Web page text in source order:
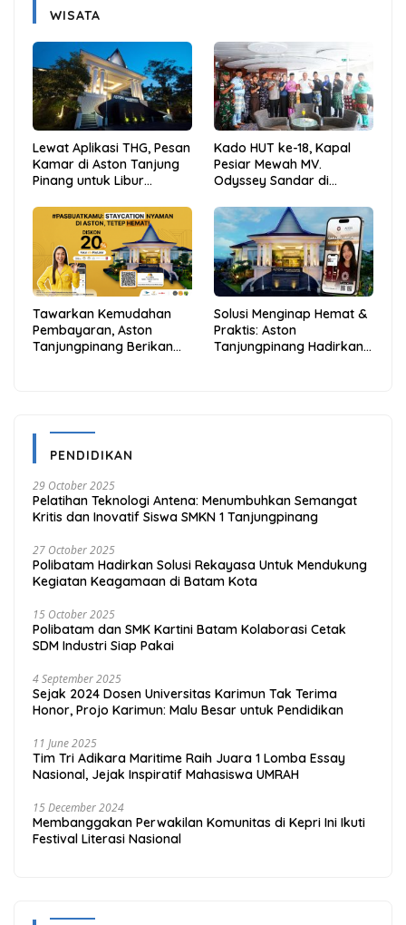
WISATA
Lewat Aplikasi THG, Pesan
Kamar di Aston Tanjung
Pinang untuk Libur
dan Hemat
Kado HUT ke-18, Kapal
Pesiar Mewah MV.
Odyssey Sandar di
Anambas Siap Mendunia
Tawarkan Kemudahan
Pembayaran, Aston
Tanjungpinang Berikan
Solusi Menginap Hemat &
Praktis: Aston
Tanjungpinang Hadirkan
PENDIDIKAN
29 October 2025
Pelatihan Teknologi Antena: Menumbuhkan Semangat
Kritis dan Inovatif Siswa SMKN 1 Tanjungpinang
27 October 2025
Polibatam Hadirkan Solusi Rekayasa Untuk Mendukung
Kegiatan Keagamaan di Batam Kota
15 October 2025
Polibatam dan SMK Kartini Batam Kolaborasi Cetak
SDM Industri Siap Pakai
4 September 2025
Sejak 2024 Dosen Universitas Karimun Tak Terima
Honor, Projo Karimun: Malu Besar untuk Pendidikan
11 June 2025
Tim Tri Adikara Maritime Raih Juara 1 Lomba Essay
Nasional, Jejak Inspiratif Mahasiswa UMRAH
15 December 2024
Membanggakan Perwakilan Komunitas di Kepri Ini Ikuti
Festival Literasi Nasional